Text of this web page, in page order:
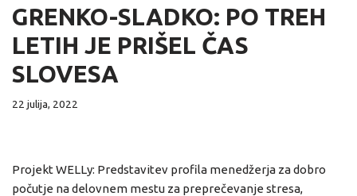
GRENKO-SLADKO: PO TREH
LETIH JE PRIŠEL ČAS
SLOVESA
22 julija, 2022
Projekt WELLy: Predstavitev profila menedžerja za dobro
počutje na delovnem mestu za preprečevanje stresa,